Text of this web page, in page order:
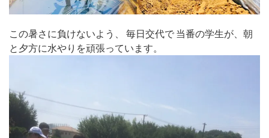
この暑さに負けないよう、 毎日交代で 当番の学生が、朝
と夕方に水やりを頑張っています。